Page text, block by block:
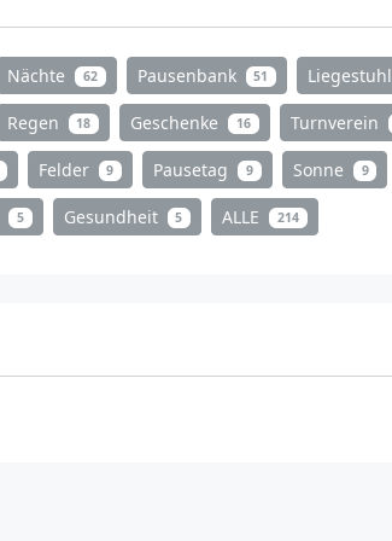
Nächte 62 Pausenbank 51 Liegestuhl
Regen 18 Geschenke 16 Turnverein
Felder 9 Pausetag 9 Sonne 9
5 Gesundheit 5 ALLE 214